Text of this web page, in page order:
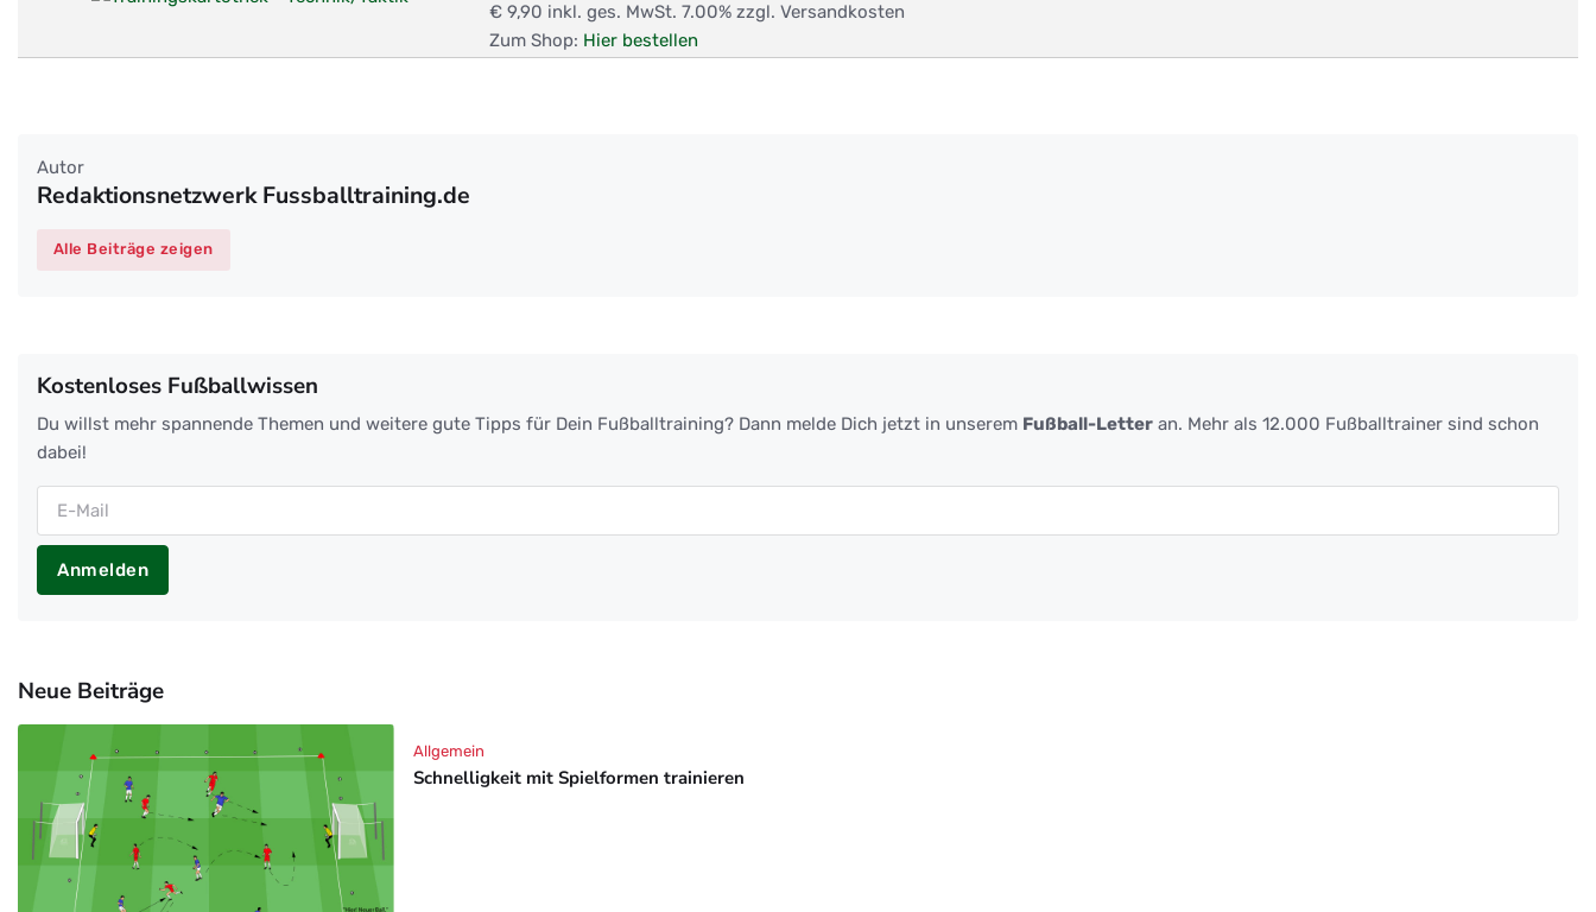
€ 9,90 inkl. ges. MwSt. 7.00% zzgl. Versandkosten
Zum Shop: Hier bestellen
Autor
Redaktionsnetzwerk Fussballtraining.de
Alle Beiträge zeigen
Kostenloses Fußballwissen
Du willst mehr spannende Themen und weitere gute Tipps für Dein Fußballtraining? Dann melde Dich jetzt in unserem Fußball-Letter an. Mehr als 12.000 Fußballtrainer sind schon
dabei!
Anmelden
Neue Beiträge
Schnelligkeit mit Spielformen trainieren
Allgemein